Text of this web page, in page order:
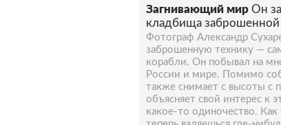
Загнивающий мир Он
кладбища заброшенной
Фотограф Александр
заброшенную технику —
корабли. Он побывал на
России и мире. Помимо
также снимает с высоты с
объясняет свой интерес к
какое-то одиночество.